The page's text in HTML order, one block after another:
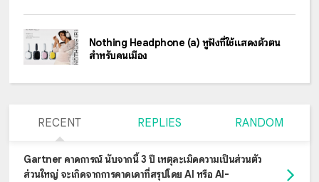
Nothing Headphone (a) หูฟังที่ใช้แสดงตัวตน
สำหรับคนเมือง
RECENT REPLIES RANDOM
Gartner คาดการณ์ นับจากนี้ 3 ปี เหตุละเมิดความเป็นส่วนตัว
ส่วนใหญ่ จะเกิดจากการคาดเดาที่สรุปโดย AI หรือ AI-